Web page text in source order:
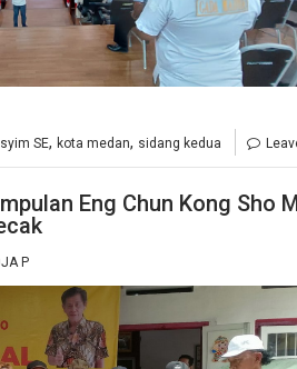
SE, kota medan, sidang kedua
Eng Chun Kong Sho
P